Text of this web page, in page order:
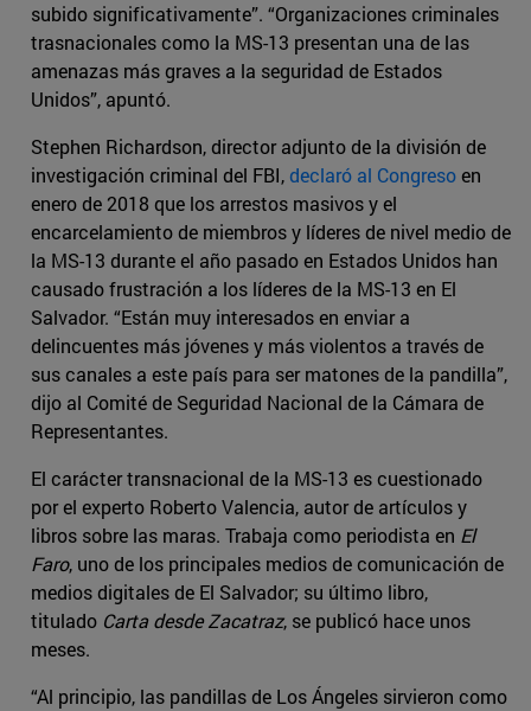
subido significativamente”. “Organizaciones criminales
trasnacionales como la MS-13 presentan una de las
amenazas más graves a la seguridad de Estados
Unidos”, apuntó.
Stephen Richardson, director adjunto de la división de
investigación criminal del FBI,declaró al Congresoen
enero de 2018 que los arrestos masivos y el
encarcelamiento de miembros y líderes de nivel medio de
la MS-13 durante el año pasado en Estados Unidos han
causado frustración a los líderes de la MS-13 en El
Salvador. “Están muy interesados en enviar a
delincuentes más jóvenes y más violentos a través de
sus canales a este país para ser matones de la pandilla”,
dijo al Comité de Seguridad Nacional de la Cámara de
Representantes.
El carácter transnacional de la MS-13 es cuestionado
por el experto Roberto Valencia, autor de artículos y
libros sobre las maras. Trabaja como periodista en El
Faro, uno de los principales medios de comunicación de
medios digitales de El Salvador; su último libro,
titulado Carta desde Zacatraz, se publicó hace unos
meses.
“Al principio, las pandillas de Los Ángeles sirvieron como